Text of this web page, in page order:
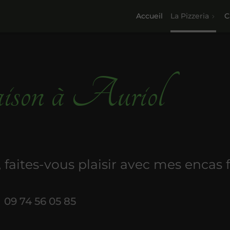
Accueil La Pizzeria
à Auriol
vous plaisir avec mes encas
09 74 56 05 85